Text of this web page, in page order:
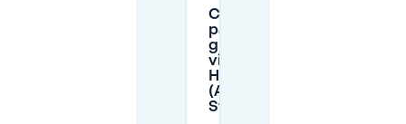
C'è
parcheggio
gratuito
vicino a
Hollandsekant
(Almere
Stad)?